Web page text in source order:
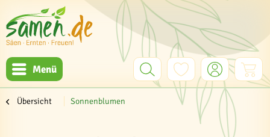
Menü
Übersicht Sonnenblumen